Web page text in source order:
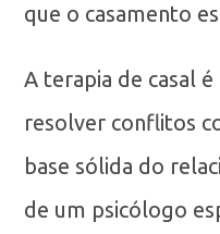
que o casamento
A terapia de casal
resolver conflitos
base sólida do
de um psicólogo